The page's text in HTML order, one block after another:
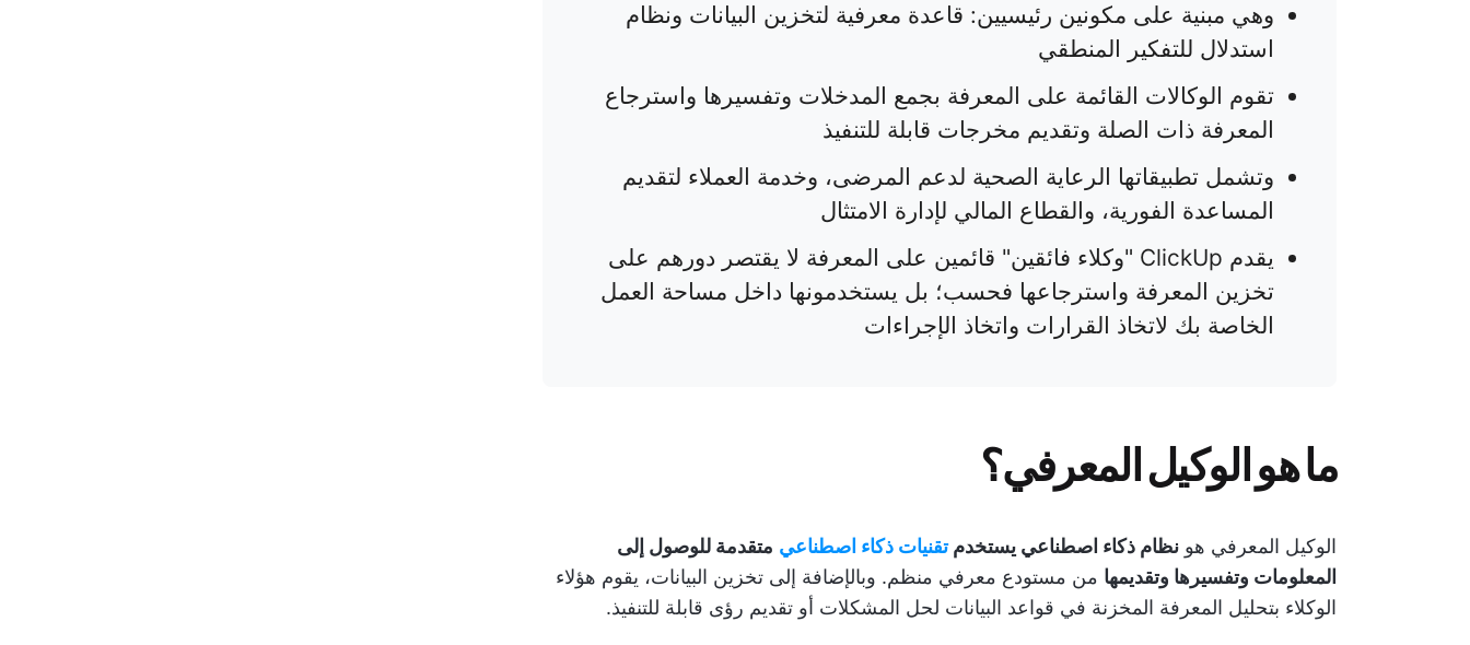
وهي مبنية على مكونين رئيسيين: قاعدة معرفية لتخزين البيانات ونظام
استدلال للتفكير المنطقي
تقوم الوكالات القائمة على المعرفة بجمع المدخلات وتفسيرها واسترجاع
المعرفة ذات الصلة وتقديم مخرجات قابلة للتنفيذ
وتشمل تطبيقاتها الرعاية الصحية لدعم المرضى، وخدمة العملاء لتقديم
المساعدة الفورية، والقطاع المالي لإدارة الامتثال
يقدم ClickUp "وكلاء فائقين" قائمين على المعرفة لا يقتصر دورهم على
تخزين المعرفة واسترجاعها فحسب؛ بل يستخدمونها داخل مساحة العمل
الخاصة بك لاتخاذ القرارات واتخاذ الإجراءات
ما هو الوكيل المعرفي؟
الوكيل المعرفي هو نظام ذكاء اصطناعي يستخدمتقنيات ذكاء اصطناعي متقدمة للوصول إلى
المعلومات وتفسيرها وتقديمها من مستودع معرفي منظم. وبالإضافة إلى تخزين البيانات، يقوم هؤلاء
الوكلاء بتحليل المعرفة المخزنة في قواعد البيانات لحل المشكلات أو تقديم رؤى قابلة للتنفيذ.